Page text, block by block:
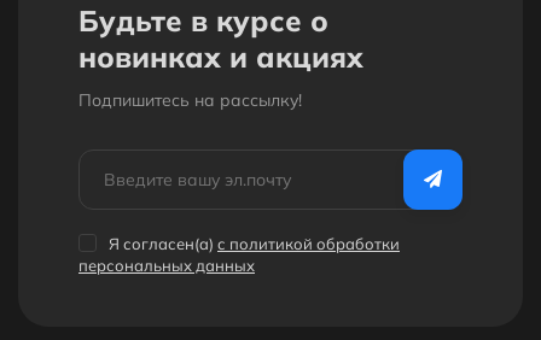
Будьте в курсе о
новинках и акциях
Подпишитесь на рассылкy!
Я согласен(a) с политикой обработки
персональных данных